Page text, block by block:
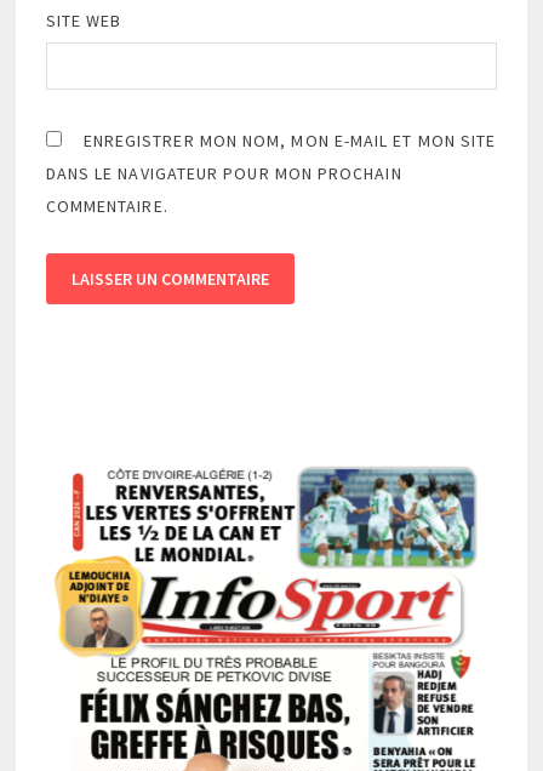
SITE WEB
ENREGISTRER MON NOM, MON E-MAIL ET MON SITE
DANS LE NAVIGATEUR POUR MON PROCHAIN
COMMENTAIRE.